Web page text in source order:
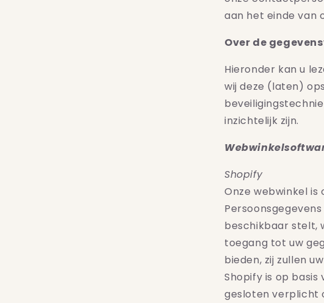
aan het einde van
Over de
Hieronder kan u
wij deze (laten)
inzichtelijk zijn.
Shopify
Onze webwinkel
beschikbaar stelt,
toegang tot uw
bieden, zij zullen
Shopify is op basis
gesloten verplicht